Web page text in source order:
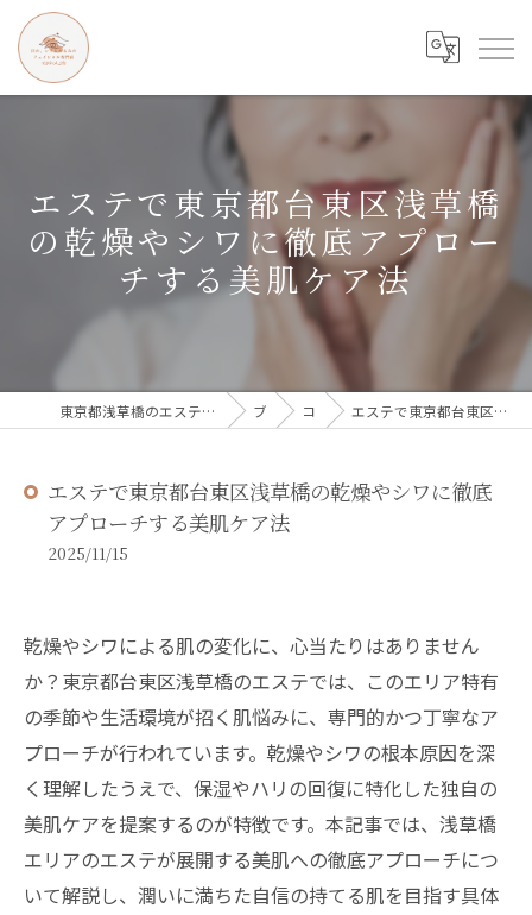
エステで東京都台東区浅草橋
の乾燥やシワに徹底アプロー
チする美肌ケア法
東京都浅草橋のエステなら目の、シワとたるみのフェイシャル専門店 regalo ブログ コラム エステで東京都台東区浅草橋の乾燥やシワに徹底アプローチする美肌ケア法
エステで東京都台東区浅草橋の乾燥やシワに徹底
アプローチする美肌ケア法
2025/11/15
乾燥やシワによる肌の変化に、心当たりはありません
か？東京都台東区浅草橋のエステでは、このエリア特有
の季節や生活環境が招く肌悩みに、専門的かつ丁寧なア
プローチが行われています。乾燥やシワの根本原因を深
く理解したうえで、保湿やハリの回復に特化した独自の
美肌ケアを提案するのが特徴です。本記事では、浅草橋
エリアのエステが展開する美肌への徹底アプローチにつ
いて解説し、潤いに満ちた自信の持てる肌を目指す具体